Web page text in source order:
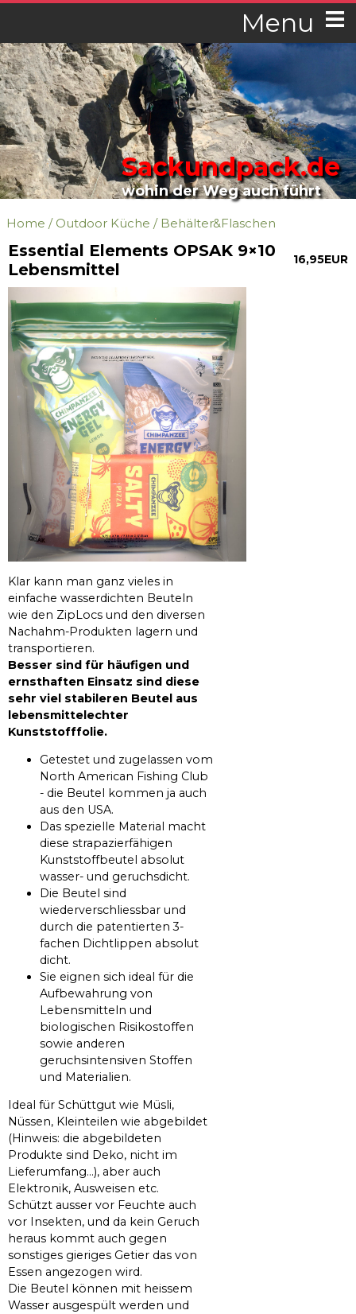
Menu
Sackundpack.de
wohin der Weg auch führt
Home / Outdoor Küche / Behälter&Flaschen
16,95EUR
Essential Elements OPSAK 9×10
Lebensmittel
Klar kann man ganz vieles in
einfache wasserdichten Beuteln
wie den ZipLocs und den diversen
Nachahm-Produkten lagern und
transportieren.
Besser sind für häufigen und
ernsthaften Einsatz sind diese
sehr viel stabileren Beutel aus
lebensmittelechter
Kunststofffolie.
Getestet und zugelassen vom
North American Fishing Club
- die Beutel kommen ja auch
aus den USA.
Das spezielle Material macht
diese strapazierfähigen
Kunststoffbeutel absolut
wasser- und geruchsdicht.
Die Beutel sind
wiederverschliessbar und
durch die patentierten 3-
fachen Dichtlippen absolut
dicht.
Sie eignen sich ideal für die
Aufbewahrung von
Lebensmitteln und
biologischen Risikostoffen
sowie anderen
geruchsintensiven Stoffen
und Materialien.
Ideal für Schüttgut wie Müsli,
Nüssen, Kleinteilen wie abgebildet
(Hinweis: die abgebildeten
Produkte sind Deko, nicht im
Lieferumfang...), aber auch
Elektronik, Ausweisen etc.
Schützt ausser vor Feuchte auch
vor Insekten, und da kein Geruch
heraus kommt auch gegen
sonstiges gieriges Getier das von
Essen angezogen wird.
Die Beutel können mit heissem
Wasser ausgespült werden und